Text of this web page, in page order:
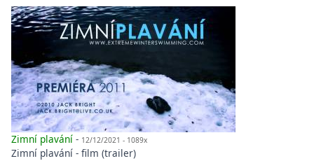
Zimní plavání - 12/12/2021 - 1089x
Zimní plavání - film (trailer)